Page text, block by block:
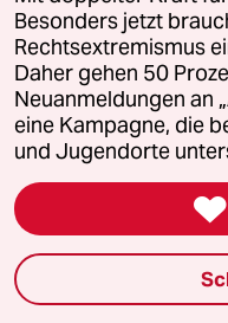
aus wie eine
Wenn die
da bald auch
G Gunter
Frauen =
Besonders jetzt
Rechtsextremismus
Daher gehen 50
Neuanmeldungen an
eine Kampagne, die
und Jugendorte
